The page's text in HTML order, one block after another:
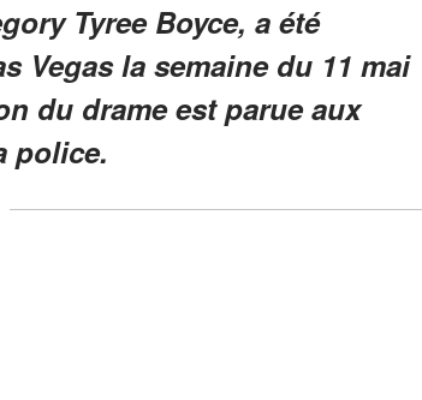
Tyree Boyce, a été
Vegas la semaine du 11 mai
du drame est parue aux
police.